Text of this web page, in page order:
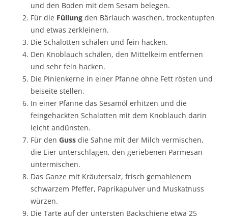
und den Boden mit dem Sesam belegen.
Für die Füllung den Bärlauch waschen, trockentupfen
und etwas zerkleinern.
Die Schalotten schälen und fein hacken.
Den Knoblauch schälen, den Mittelkeim entfernen
und sehr fein hacken.
Die Pinienkerne in einer Pfanne ohne Fett rösten und
beiseite stellen.
In einer Pfanne das Sesamöl erhitzen und die
feingehackten Schalotten mit dem Knoblauch darin
leicht andünsten.
Für den Guss die Sahne mit der Milch vermischen,
die Eier unterschlagen, den geriebenen Parmesan
untermischen.
Das Ganze mit Kräutersalz, frisch gemahlenem
schwarzem Pfeffer, Paprikapulver und Muskatnuss
würzen.
Die Tarte auf der untersten Backschiene etwa 25